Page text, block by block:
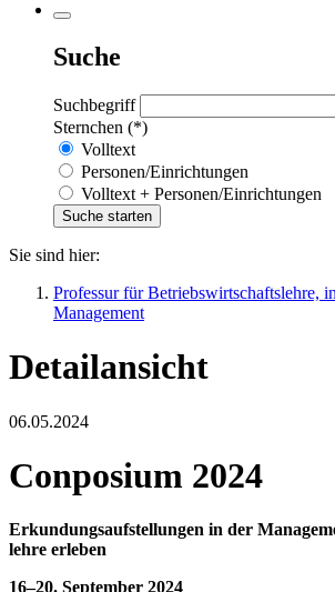
Suche
Suchbegriff
Sternchen (*)
Volltext
Personen/Einrichtungen
Volltext + Personen/Einrichtungen
Sie sind hier:
Professur für Betriebswirtschaftslehre,
Management
Detailansicht
06.05.2024
Conposium 2024
Erkundungsaufstellungen in der
lehre erleben
16–20. September 2024